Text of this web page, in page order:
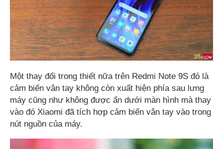
Một thay đổi trong thiết nữa trên Redmi Note 9S đó là
cảm biến vân tay không còn xuất hiện phía sau lưng
máy cũng như không được ẩn dưới màn hình mà thay
vào đó Xiaomi đã tích hợp cảm biến vân tay vào trong
nút nguồn của máy.